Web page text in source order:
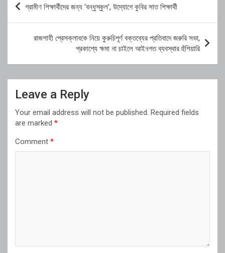
navigation
গ্রামীণ শিক্ষার্থীদের জন্য ‘বন্ধুস্কুল’, উদ্যোগে কুবির সাত শিক্ষার্থী
রাজশাহী প্রেসক্লাবকে নিয়ে কুরুচিপূর্ণ বক্তব্যের প্রতিবাদে জরুরি সভা,
প্রকাশ্যে ক্ষমা না চাইলে আইনগত ব্যবস্থার হুঁশিয়ারি
Leave a Reply
Your email address will not be published. Required fields
are marked *
Comment *